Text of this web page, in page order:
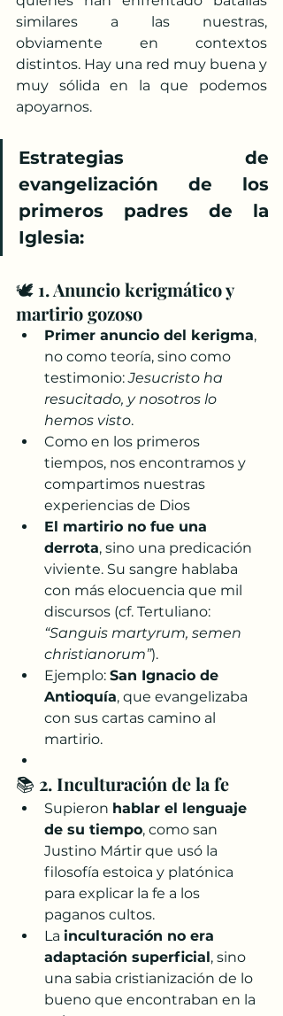
similares a las nuestras,
obviamente en contextos
distintos. Hay una red muy buena y
muy sólida en la que podemos
apoyarnos.
Estrategias de
evangelización de los
primeros padres de la
Iglesia:
🕊️ 1. Anuncio kerigmático y
martirio gozoso
Primer anuncio del kerigma,
no como teoría, sino como
testimonio: Jesucristo ha
resucitado, y nosotros lo
hemos visto.
Como en los primeros
tiempos, nos encontramos y
compartimos nuestras
experiencias de Dios
El martirio no fue una
derrota, sino una predicación
viviente. Su sangre hablaba
con más elocuencia que mil
discursos (cf. Tertuliano:
“Sanguis martyrum, semen
christianorum”).
Ejemplo: San Ignacio de
Antioquía, que evangelizaba
con sus cartas camino al
martirio.
📚 2. Inculturación de la fe
Supieron hablar el lenguaje
de su tiempo, como san
Justino Mártir que usó la
filosofía estoica y platónica
para explicar la fe a los
paganos cultos.
La inculturación no era
adaptación superficial, sino
una sabia cristianización de lo
bueno que encontraban en la